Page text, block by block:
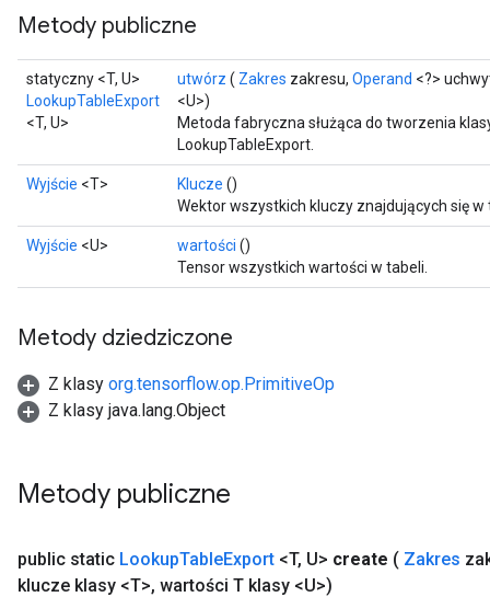
Metody publiczne
statyczny <T, U>
LookupTableExport
<T, U>
utwórz ( Zakres zakresu, Operand <?>
<U>)
Metoda fabryczna służąca do tworzenia
LookupTableExport.
Wyjście <T> Klucze ()
Wektor wszystkich kluczy znajdujących się w
Wyjście <U> wartości ()
Tensor wszystkich wartości w tabeli.
Metody dziedziczone
Z klasy org.tensorflow.op.PrimitiveOp
Z klasy java.lang.Object
Metody publiczne
public static LookupTableExport <T, U> create ( Zakres
klucze klasy <T>, wartości T klasy <U>)